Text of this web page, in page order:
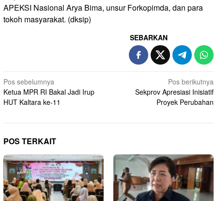
APEKSI Nasional Arya Bima, unsur Forkopimda, dan para
tokoh masyarakat. (dksip)
SEBARKAN
Navigasi
pos
Pos sebelumnya
Ketua MPR RI Bakal Jadi Irup
HUT Kaltara ke-11
Pos berikutnya
Sekprov Apresiasi Inisiatif
Proyek Perubahan
POS TERKAIT